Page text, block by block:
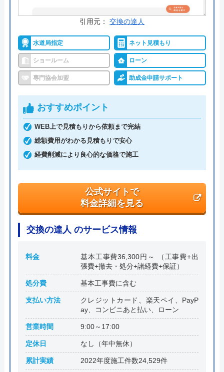
交換できるくん の基本情報
運営会社 株式会社交換できるくん
代表者 栗原将
創業・設立 1998年11月13日設立
本社所在地
〒150-0011
東京都渋谷区東1丁目26-20 東京建物東
渋谷ビル
引用元： 交換の達人
水道局指定 ネット見積もり
ショールーム ローン
専門協会加盟 助成金申請サポート
おすすめポイント
WEB上で見積もりから依頼まで完結
総額費用がわかる見積もりで安心
経費削減により良心的な価格で施工
公式サイトで
料金詳細を見る
交換の達人 のサービス情報
料金
基本工事費36,300円～ （工事費+出
張費+撤去・処分+諸経費+保証）
処分費 基本工事費に含む
支払い方法
クレジットカード、楽天ペイ、PayP
ay、コンビニあと払い、ローン
営業時間 9:00～17:00
定休日 なし（年中無休）
累計実績 2022年度施工件数24,529件